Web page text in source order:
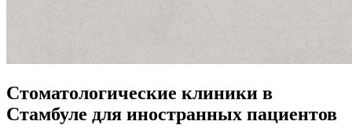
Стоматологические клиники в
Стамбуле для иностранных пациентов